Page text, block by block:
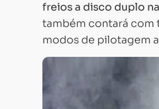
freios a disco duplo
também contará com
modos de pilotagem